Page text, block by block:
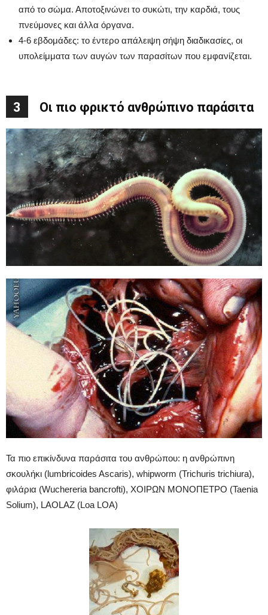
από το σώμα. Αποτοξινώνει το συκώτι, την καρδιά, τους
πνεύμονες και άλλα όργανα.
4-6 εβδομάδες: το έντερο απάλειψη σήψη διαδικασίες, οι
υπολείμματα των αυγών των παρασίτων που εμφανίζεται.
3 Οι πιο φρικτό ανθρώπινο παράσιτα
Τα πιο επικίνδυνα παράσιτα του ανθρώπου: η ανθρώπινη
σκουλήκι (lumbricoides Ascaris), whipworm (Trichuris trichiura),
φιλάρια (Wuchereria bancrofti), ΧΟΙΡΩΝ ΜΟΝΟΠΕΤΡΟ (Taenia
Solium), LAOLAZ (Loa LOA)